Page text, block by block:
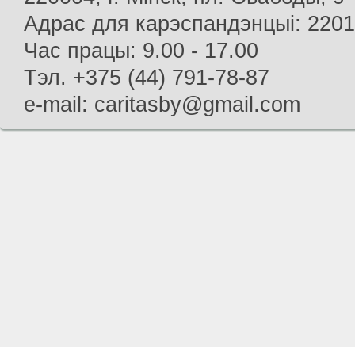
Адрас для карэспандэнцыі:
Час працы: 9.00 - 17.00
Тэл. +375 (44) 791-78-87
e-mail: caritasby@gmail.com